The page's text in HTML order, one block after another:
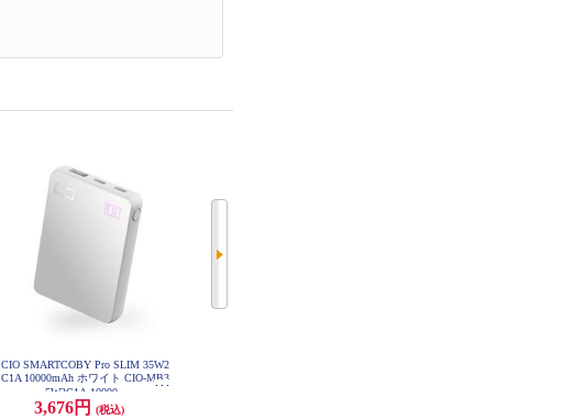
CIO SMARTCOBY Pro SLIM 35W2
C1A 10000mAh ホワイト CIO-MB3
5W2C1A-10000-
3,676円
(税込)